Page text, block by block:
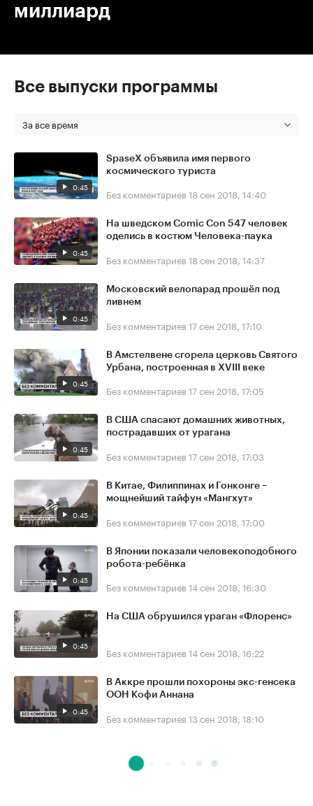
миллиард
Все выпуски программы
За все время
0:45
SpaseX объявила имя первого
космического туриста
Без комментариев 18 сен 2018, 14:40
0:45
На шведском Comic Con 547 человек
оделись в костюм Человека-паука
Без комментариев 18 сен 2018, 14:37
0:45
Московский велопарад прошёл под
ливнем
Без комментариев 17 сен 2018, 17:10
0:45
В Амстелвене сгорела церковь Святого
Урбана, построенная в XVIII веке
Без комментариев 17 сен 2018, 17:05
0:45
В США спасают домашних животных,
пострадавших от урагана
Без комментариев 17 сен 2018, 17:03
0:45
В Китае, Филиппинах и Гонконге –
мощнейший тайфун «Мангхут»
Без комментариев 17 сен 2018, 17:00
0:45
В Японии показали человекоподобного
робота-ребёнка
Без комментариев 14 сен 2018, 16:30
0:45
На США обрушился ураган «Флоренс»
Без комментариев 14 сен 2018, 16:22
0:45
В Аккре прошли похороны экс-генсека
ООН Кофи Аннана
Без комментариев 13 сен 2018, 18:10